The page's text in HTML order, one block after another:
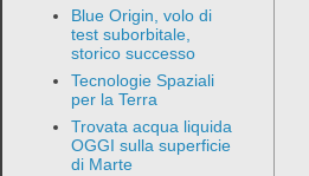
Blue Origin, volo di
test suborbitale,
storico successo
Tecnologie Spaziali
per la Terra
Trovata acqua liquida
OGGI sulla superficie
di Marte